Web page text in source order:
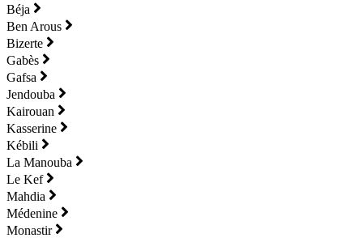
Béja
Ben Arous
Bizerte
Gabès
Gafsa
Jendouba
Kairouan
Kasserine
Kébili
La Manouba
Le Kef
Mahdia
Médenine
Monastir